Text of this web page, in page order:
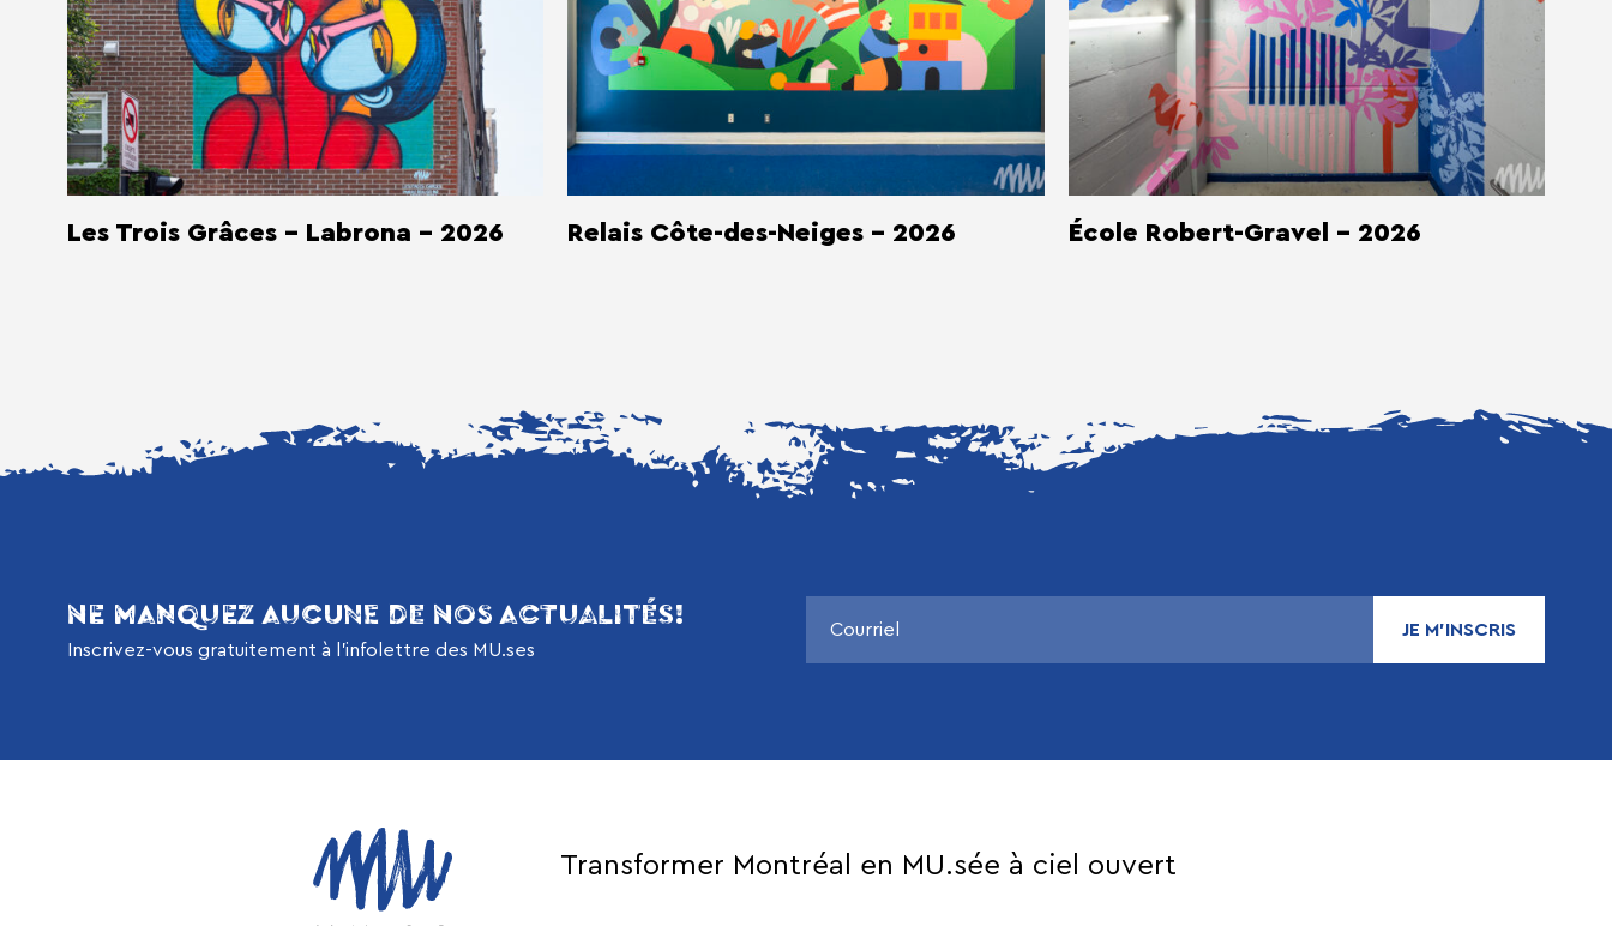
Les Trois Grâces - Labrona - 2026 Relais Côte-des-Neiges - 2026 École Robert-Gravel - 2026
NE MANQUEZ AUCUNE DE NOS ACTUALITÉS!
Inscrivez-vous gratuitement à l’infolettre des MU.ses
JE M’INSCRIS
Transformer Montréal en MU.sée à ciel ouvert